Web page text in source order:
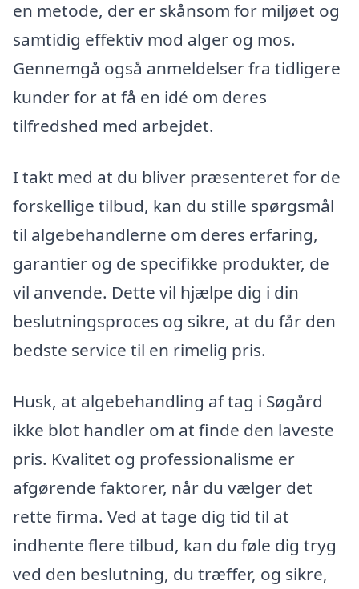
en metode, der er skånsom for miljøet og
samtidig effektiv mod alger og mos.
Gennemgå også anmeldelser fra tidligere
kunder for at få en idé om deres
tilfredshed med arbejdet.
I takt med at du bliver præsenteret for de
forskellige tilbud, kan du stille spørgsmål
til algebehandlerne om deres erfaring,
garantier og de specifikke produkter, de
vil anvende. Dette vil hjælpe dig i din
beslutningsproces og sikre, at du får den
bedste service til en rimelig pris.
Husk, at algebehandling af tag i Søgård
ikke blot handler om at finde den laveste
pris. Kvalitet og professionalisme er
afgørende faktorer, når du vælger det
rette firma. Ved at tage dig tid til at
indhente flere tilbud, kan du føle dig tryg
ved den beslutning, du træffer, og sikre,